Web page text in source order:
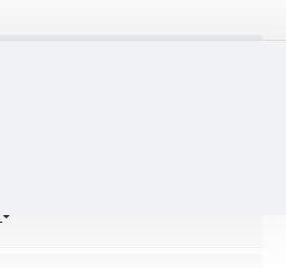
HP Designjet Zx100 упрощает
носителями в рулонах.
графические дизайнеры работают
быстро печатая